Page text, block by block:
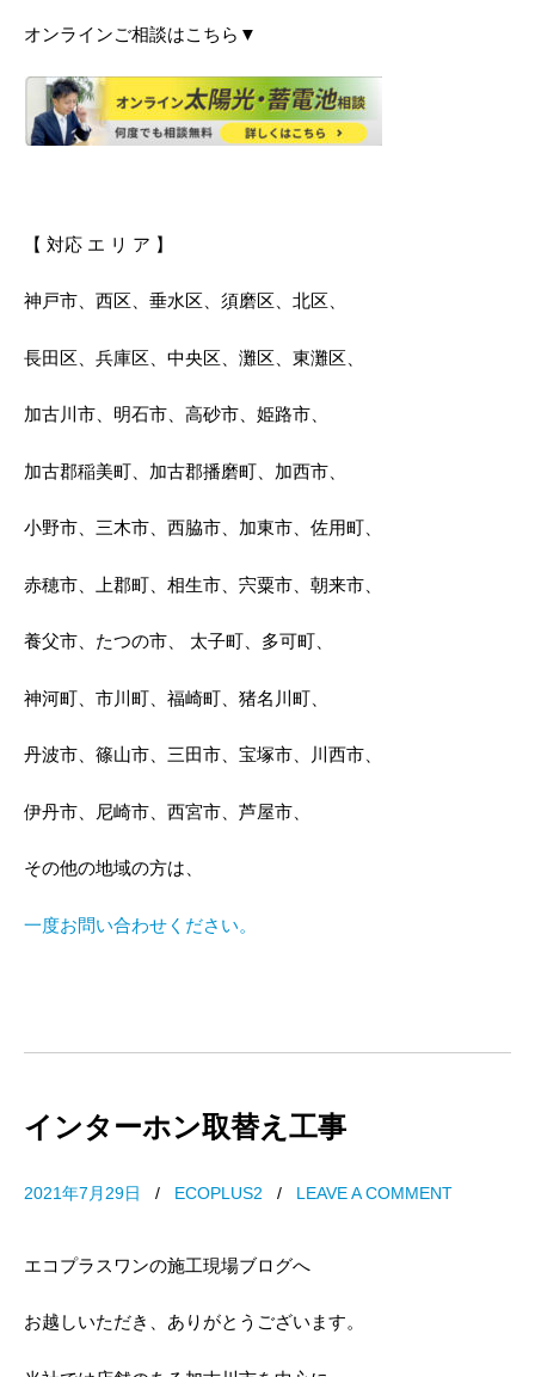
オンラインご相談はこちら▼
【 対応 エ リ ア 】
神戸市、西区、垂水区、須磨区、北区、
長田区、兵庫区、中央区、灘区、東灘区、
加古川市、明石市、高砂市、姫路市、
加古郡稲美町、加古郡播磨町、加西市、
小野市、三木市、西脇市、加東市、佐用町、
赤穂市、上郡町、相生市、宍粟市、朝来市、
養父市、たつの市、 太子町、多可町、
神河町、市川町、福崎町、猪名川町、
丹波市、篠山市、三田市、宝塚市、川西市、
伊丹市、尼崎市、西宮市、芦屋市、
その他の地域の方は、
一度お問い合わせください。
インターホン取替え工事
2021年7月29日 / ECOPLUS2 / LEAVE A COMMENT
エコプラスワンの施工現場ブログへ
お越しいただき、ありがとうございます。